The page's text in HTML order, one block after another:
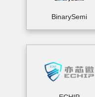
BinarySemi